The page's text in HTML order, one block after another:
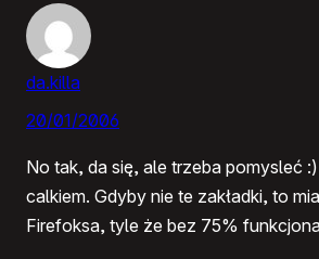
da.killa
20/01/2006
No tak, da się, ale trzeba pomysleć
calkiem. Gdyby nie te zakładki, to
Firefoksa, tyle że bez 75%